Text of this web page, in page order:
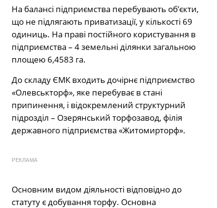
На балансі підприємства перебувають об’єкти,
що не підлягають приватизації, у кількості 69
одиниць. На праві постійного користування в
підприємства – 4 земельні ділянки загальною
площею 6,4583 га.
До складу ЄМК входить дочірнє підприємство
«Олевськторф», яке перебуває в стані
припинення, і відокремлений структурний
підрозділ – Озерянський торфозавод, філія
державного підприємства «Житомирторф».
РЕКЛАМА
Основним видом діяльності відповідно до
статуту є добування торфу. Основна